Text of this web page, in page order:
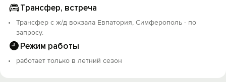
записи: С912025018089.
Трансфер, встреча
Трансфер с ж/д вокзала Евпатория, Симферополь - по
запросу.
Режим работы
работает только в летний сезон